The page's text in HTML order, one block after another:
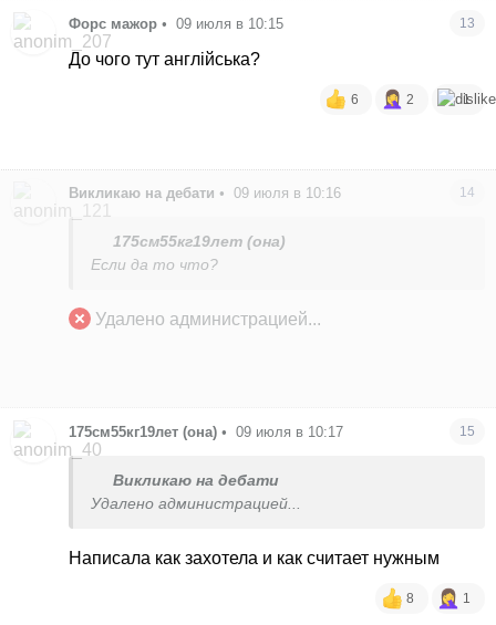
Форс мажор • 09 июля в 10:15 13
До чого тут англійська?
6 2 1
Викликаю на дебати • 09 июля в 10:16 14
175см55кг19лет (она)
Если да то что?
Удалено администрацией...
175см55кг19лет (она) • 09 июля в 10:17 15
Викликаю на дебати
Удалено администрацией...
Написала как захотела и как считает нужным
8 1